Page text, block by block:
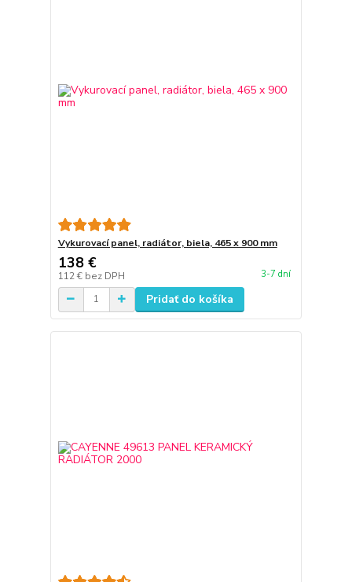
Vykurovací panel, radiátor, biela, 465 x 900 mm
138 €
112 € bez DPH 3-7 dní
Pridať do košíka